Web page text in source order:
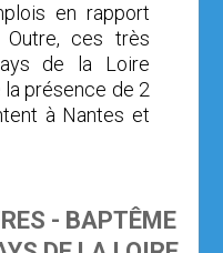
en rapport
Outre, ces très
de la Loire
présence de 2
à Nantes et
- BAPTÊME